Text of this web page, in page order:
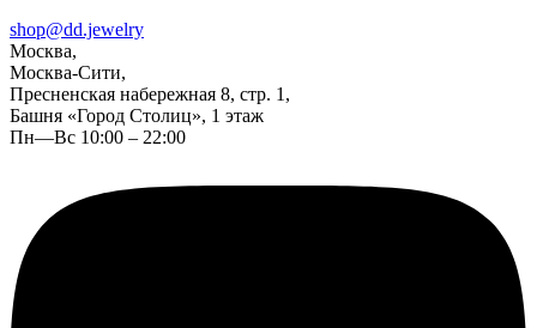
shop@dd.jewelry
Москва,
Москва-Сити,
Пресненская набережная 8, стр. 1,
Башня «Город Столиц», 1 этаж
Пн—Вс 10:00 – 22:00